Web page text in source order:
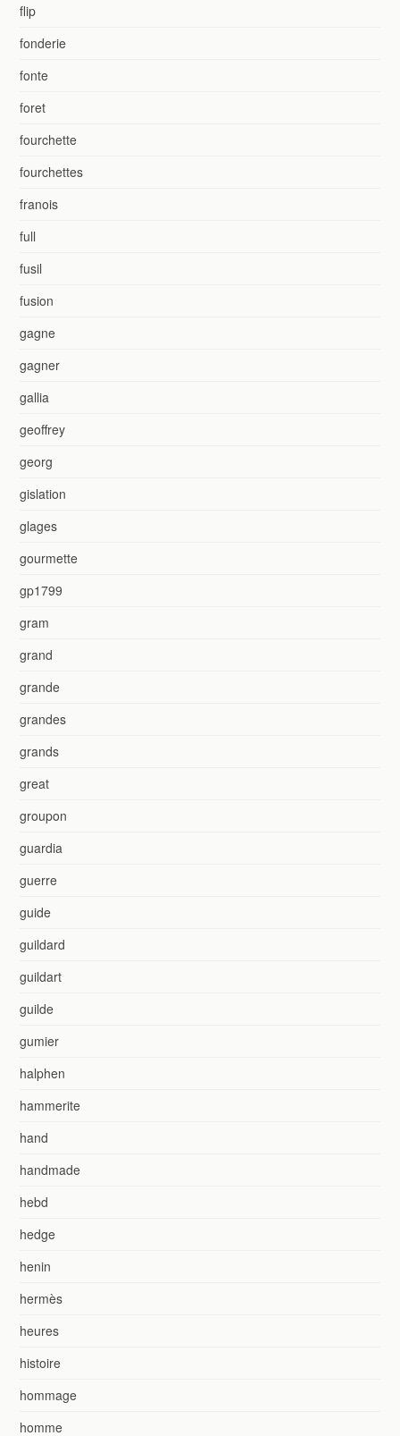
flip
fonderie
fonte
foret
fourchette
fourchettes
franois
full
fusil
fusion
gagne
gagner
gallia
geoffrey
georg
gislation
glages
gourmette
gp1799
gram
grand
grande
grandes
grands
great
groupon
guardia
guerre
guide
guildard
guildart
guilde
gumier
halphen
hammerite
hand
handmade
hebd
hedge
henin
hermès
heures
histoire
hommage
homme